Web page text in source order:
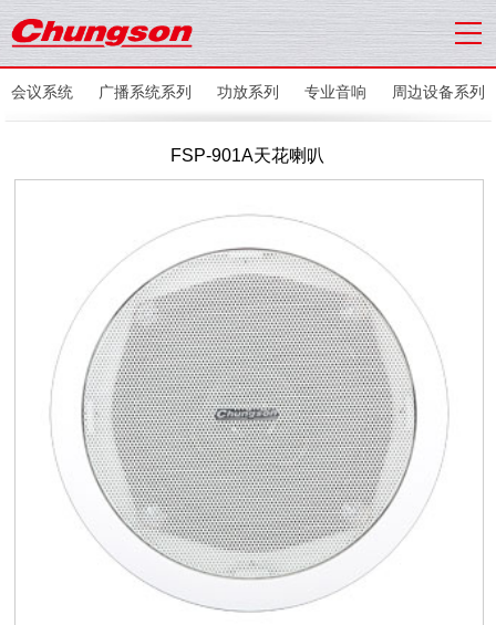
会议系统 广播系统系列 功放系列 专业音响 周边设备系列
FSP-901A天花喇叭